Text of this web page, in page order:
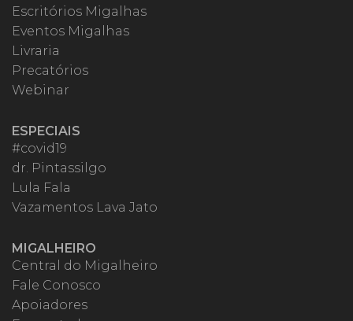
Escritórios Migalhas
Eventos Migalhas
Livraria
Precatórios
Webinar
ESPECIAIS
#covid19
dr. Pintassilgo
Lula Fala
Vazamentos Lava Jato
MIGALHEIRO
Central do Migalheiro
Fale Conosco
Apoiadores